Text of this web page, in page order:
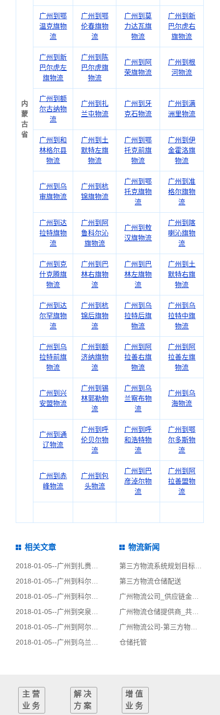
内
蒙
古
省
广州到鄂
温克旗物
流
广州到鄂
伦春旗物
流
广州到莫
力达瓦旗
物流
广州到新
巴尔虎右
旗物流
广州到新
巴尔虎左
旗物流
广州到陈
巴尔虎旗
物流
广州到阿
荣旗物流
广州到根
河物流
广州到额
尔古纳物
流
广州到扎
兰屯物流
广州到牙
克石物流
广州到满
洲里物流
广州到和
林格尔县
物流
广州到土
默特左旗
物流
广州到鄂
托克前旗
物流
广州到伊
金霍洛旗
物流
广州到乌
审旗物流
广州到杭
锦旗物流
广州到鄂
托克旗物
流
广州到准
格尔旗物
流
广州到达
拉特旗物
流
广州到阿
鲁科尔沁
旗物流
广州到敖
汉旗物流
广州到喀
喇沁旗物
流
广州到克
什克腾旗
物流
广州到巴
林右旗物
流
广州到巴
林左旗物
流
广州到土
默特右旗
物流
广州到达
尔罕旗物
流
广州到杭
锦后旗物
流
广州到乌
拉特后旗
物流
广州到乌
拉特中旗
物流
广州到乌
拉特前旗
物流
广州到额
济纳旗物
流
广州到阿
拉善右旗
物流
广州到阿
拉善左旗
物流
广州到兴
安盟物流
广州到锡
林郭勒物
流
广州到乌
兰察布物
流
广州到乌
海物流
广州到通
辽物流
广州到呼
伦贝尔物
流
广州到呼
和浩特物
流
广州到鄂
尔多斯物
流
广州到赤
峰物流
广州到包
头物流
广州到巴
彦淖尔物
流
广州到阿
拉善盟物
流
相关文章
2018-01-05--广州到扎赉特旗物流公司|广州到扎赉特旗货运公司
2018-01-05--广州到科尔沁右翼中旗物流公司|广州到科尔沁右翼中旗货运公司
2018-01-05--广州到科尔沁右翼前旗物流公司|广州到科尔沁右翼前旗货运公司
2018-01-05--广州到突泉县物流公司|广州到突泉县货运公司
2018-01-05--广州到阿尔山物流公司|广州到阿尔山货运公司
2018-01-05--广州到乌兰浩特物流公司|广州到乌兰浩特货运公司
物流新闻
第三方物流系统规划目标和设计要素-第三方物流
第三方物流仓储配送
广州物流公司_供应链金融的业务模式
广州物流仓储提供商_共仓共配_自有车辆
广州物流公司-第三方物流运输概论
仓储托管
主营
业务
解决
方案
增值
业务